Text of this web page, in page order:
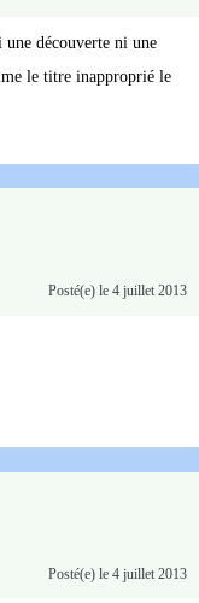
une découverte ni une
le titre inapproprié le
Posté(e) le 4 juillet 2013
Posté(e) le 4 juillet 2013